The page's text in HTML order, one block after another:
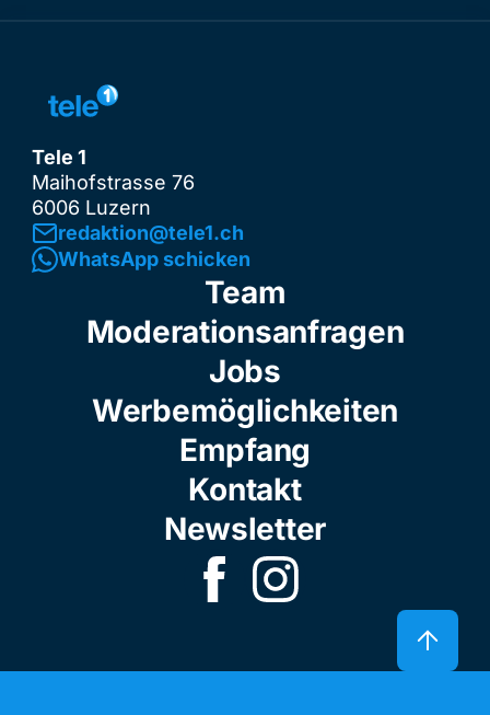
Tele 1
Maihofstrasse 76
6006 Luzern
redaktion@tele1.ch
WhatsApp schicken
Team
Moderationsanfragen
Jobs
Werbemöglichkeiten
Empfang
Kontakt
Newsletter